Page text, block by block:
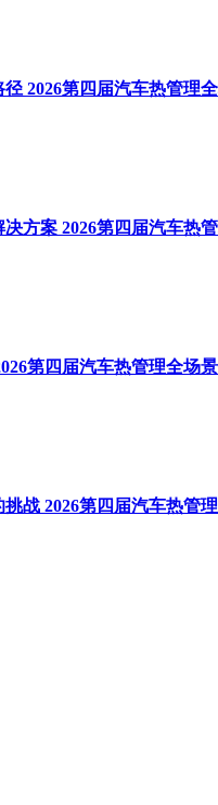
2026第四届汽车热管理
方案 2026第四届汽车热
第四届汽车热管理全场
战 2026第四届汽车热管